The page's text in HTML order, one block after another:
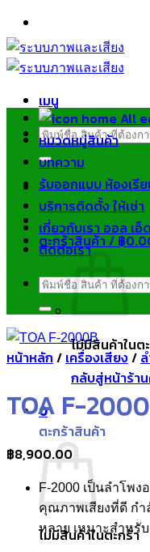
ข้าม
ไป
ยัง
เมนู
ค้นหา:
ตะกร้าสินค้า /฿
ไม่มีสินค้าในต
กลับสู่หน้าร้า
0
ตะกร้าสินค้า
ไม่มีสินค้าในตะกร้า
หมวดหมู่สินค้า
บทความ
รับออกแบบ ห้องเรี
บริการติดตั้ง ให้เช่า
เกี่ยวกับเรา ออล เ
ติดต่อเรา
ค้นหา:
หน้าหลัก / เครื่องเสียง/
TOA F-
฿8,900.00
F-2000 เป็นลำโพง
คุณภาพเสียงที่ดี กำ
หลาย เหมาะสำหรั